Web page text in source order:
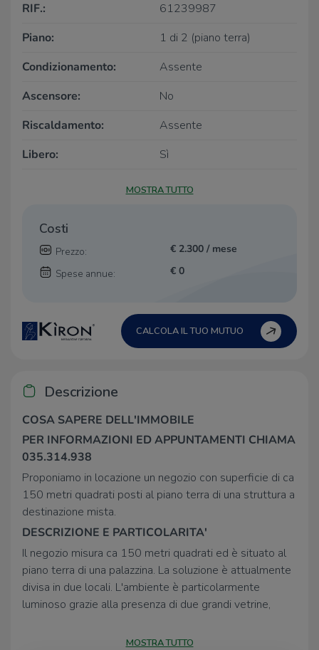
RIF.:
61239987
Piano:
1 di 2 (piano terra)
Condizionamento:
Assente
Ascensore:
No
Riscaldamento:
Assente
Libero:
Sì
MOSTRA TUTTO
Costi
Prezzo:
€ 2.300 / mese
Spese annue:
€ 0
CALCOLA IL TUO MUTUO
Descrizione
COSA SAPERE DELL'IMMOBILE
PER INFORMAZIONI ED APPUNTAMENTI CHIAMA
035.314.938
Proponiamo in locazione un negozio con superficie di ca
150 metri quadrati posti al piano terra di una struttura a
destinazione mista.
DESCRIZIONE E PARTICOLARITA'
Il negozio misura ca 150 metri quadrati ed è situato al
piano terra di una palazzina. La soluzione è attualmente
divisa in due locali. L'ambiente è particolarmente
luminoso grazie alla presenza di due grandi vetrine,
illuminazione. L'immobile è dotato di un servizio igienico
MOSTRA TUTTO